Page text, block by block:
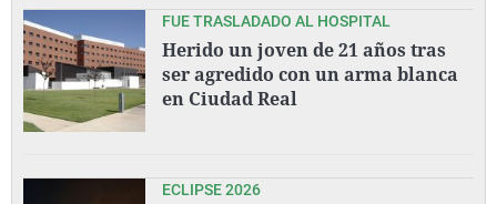
FUE TRASLADADO AL HOSPITAL
Herido un joven de 21 años tras
ser agredido con un arma blanca
en Ciudad Real
ECLIPSE 2026